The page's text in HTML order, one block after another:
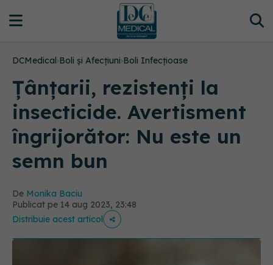
DCMedical›Boli și Afecțiuni›Boli Infecțioase
Țânțarii, rezistenți la
insecticide. Avertisment
îngrijorător: Nu este un
semn bun
De Monika Baciu
Publicat pe 14 aug 2023, 23:48
Distribuie acest articol